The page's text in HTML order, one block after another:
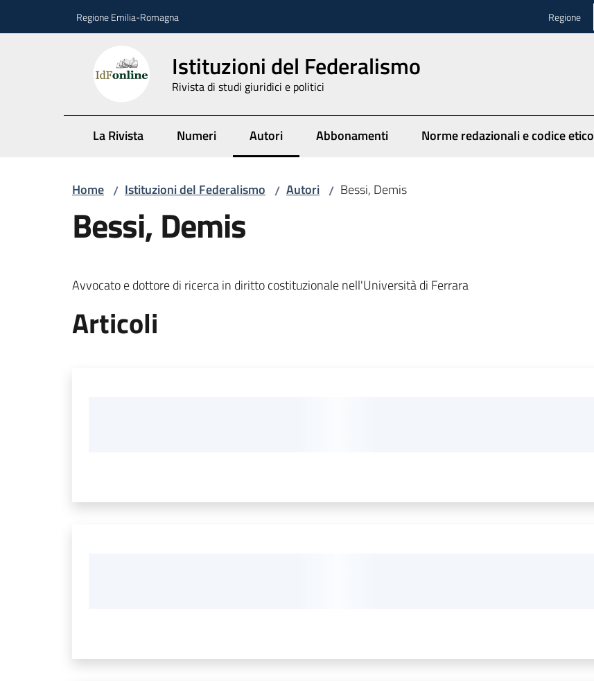
Regione Emilia-Romagna Regione
Istituzioni del Federalismo
Rivista di studi giuridici e politici
La Rivista Numeri Autori
Menu selezionatoAbbonamenti Norme redazionali e codice etico
Home / Istituzioni del Federalismo / Autori / Bessi, Demis
Bessi, Demis
Avvocato e dottore di ricerca in diritto costituzionale nell'Università di Ferrara
Articoli